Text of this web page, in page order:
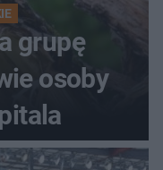
grupę
osoby